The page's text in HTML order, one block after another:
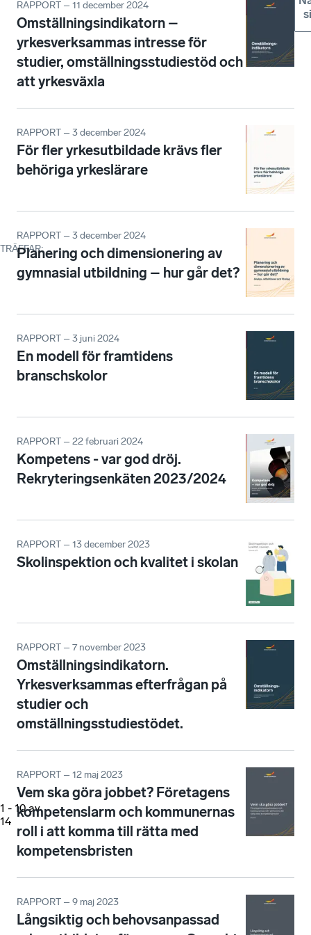
TRÄFFAR:
1 - 10 av
14
RAPPORT – 11 december 2024
Omställningsindikatorn –
yrkesverksammas intresse för
studier, omställningsstudiestöd och
att yrkesväxla
RAPPORT – 3 december 2024
För fler yrkesutbildade krävs fler
behöriga yrkeslärare
RAPPORT – 3 december 2024
Planering och dimensionering av
gymnasial utbildning – hur går det?
RAPPORT – 3 juni 2024
En modell för framtidens
branschskolor
RAPPORT – 22 februari 2024
Kompetens - var god dröj.
Rekryteringsenkäten 2023/2024
RAPPORT – 13 december 2023
Skolinspektion och kvalitet i skolan
RAPPORT – 7 november 2023
Omställningsindikatorn.
Yrkesverksammas efterfrågan på
studier och
omställningsstudiestödet.
RAPPORT – 12 maj 2023
Vem ska göra jobbet? Företagens
kompetenslarm och kommunernas
roll i att komma till rätta med
kompetensbristen
RAPPORT – 9 maj 2023
Långsiktig och behovsanpassad